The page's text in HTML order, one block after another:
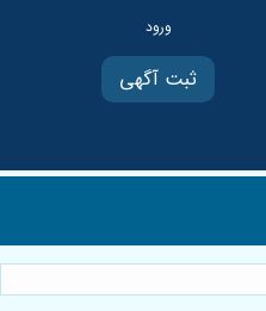
ثبت آگهی